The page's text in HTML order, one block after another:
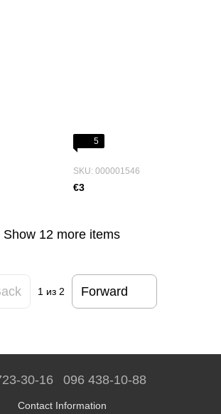
5
SKU: 000001546
€3
Show 12 more items
1 из 2 Forward
30-16 096 438-10-88
Contact Information